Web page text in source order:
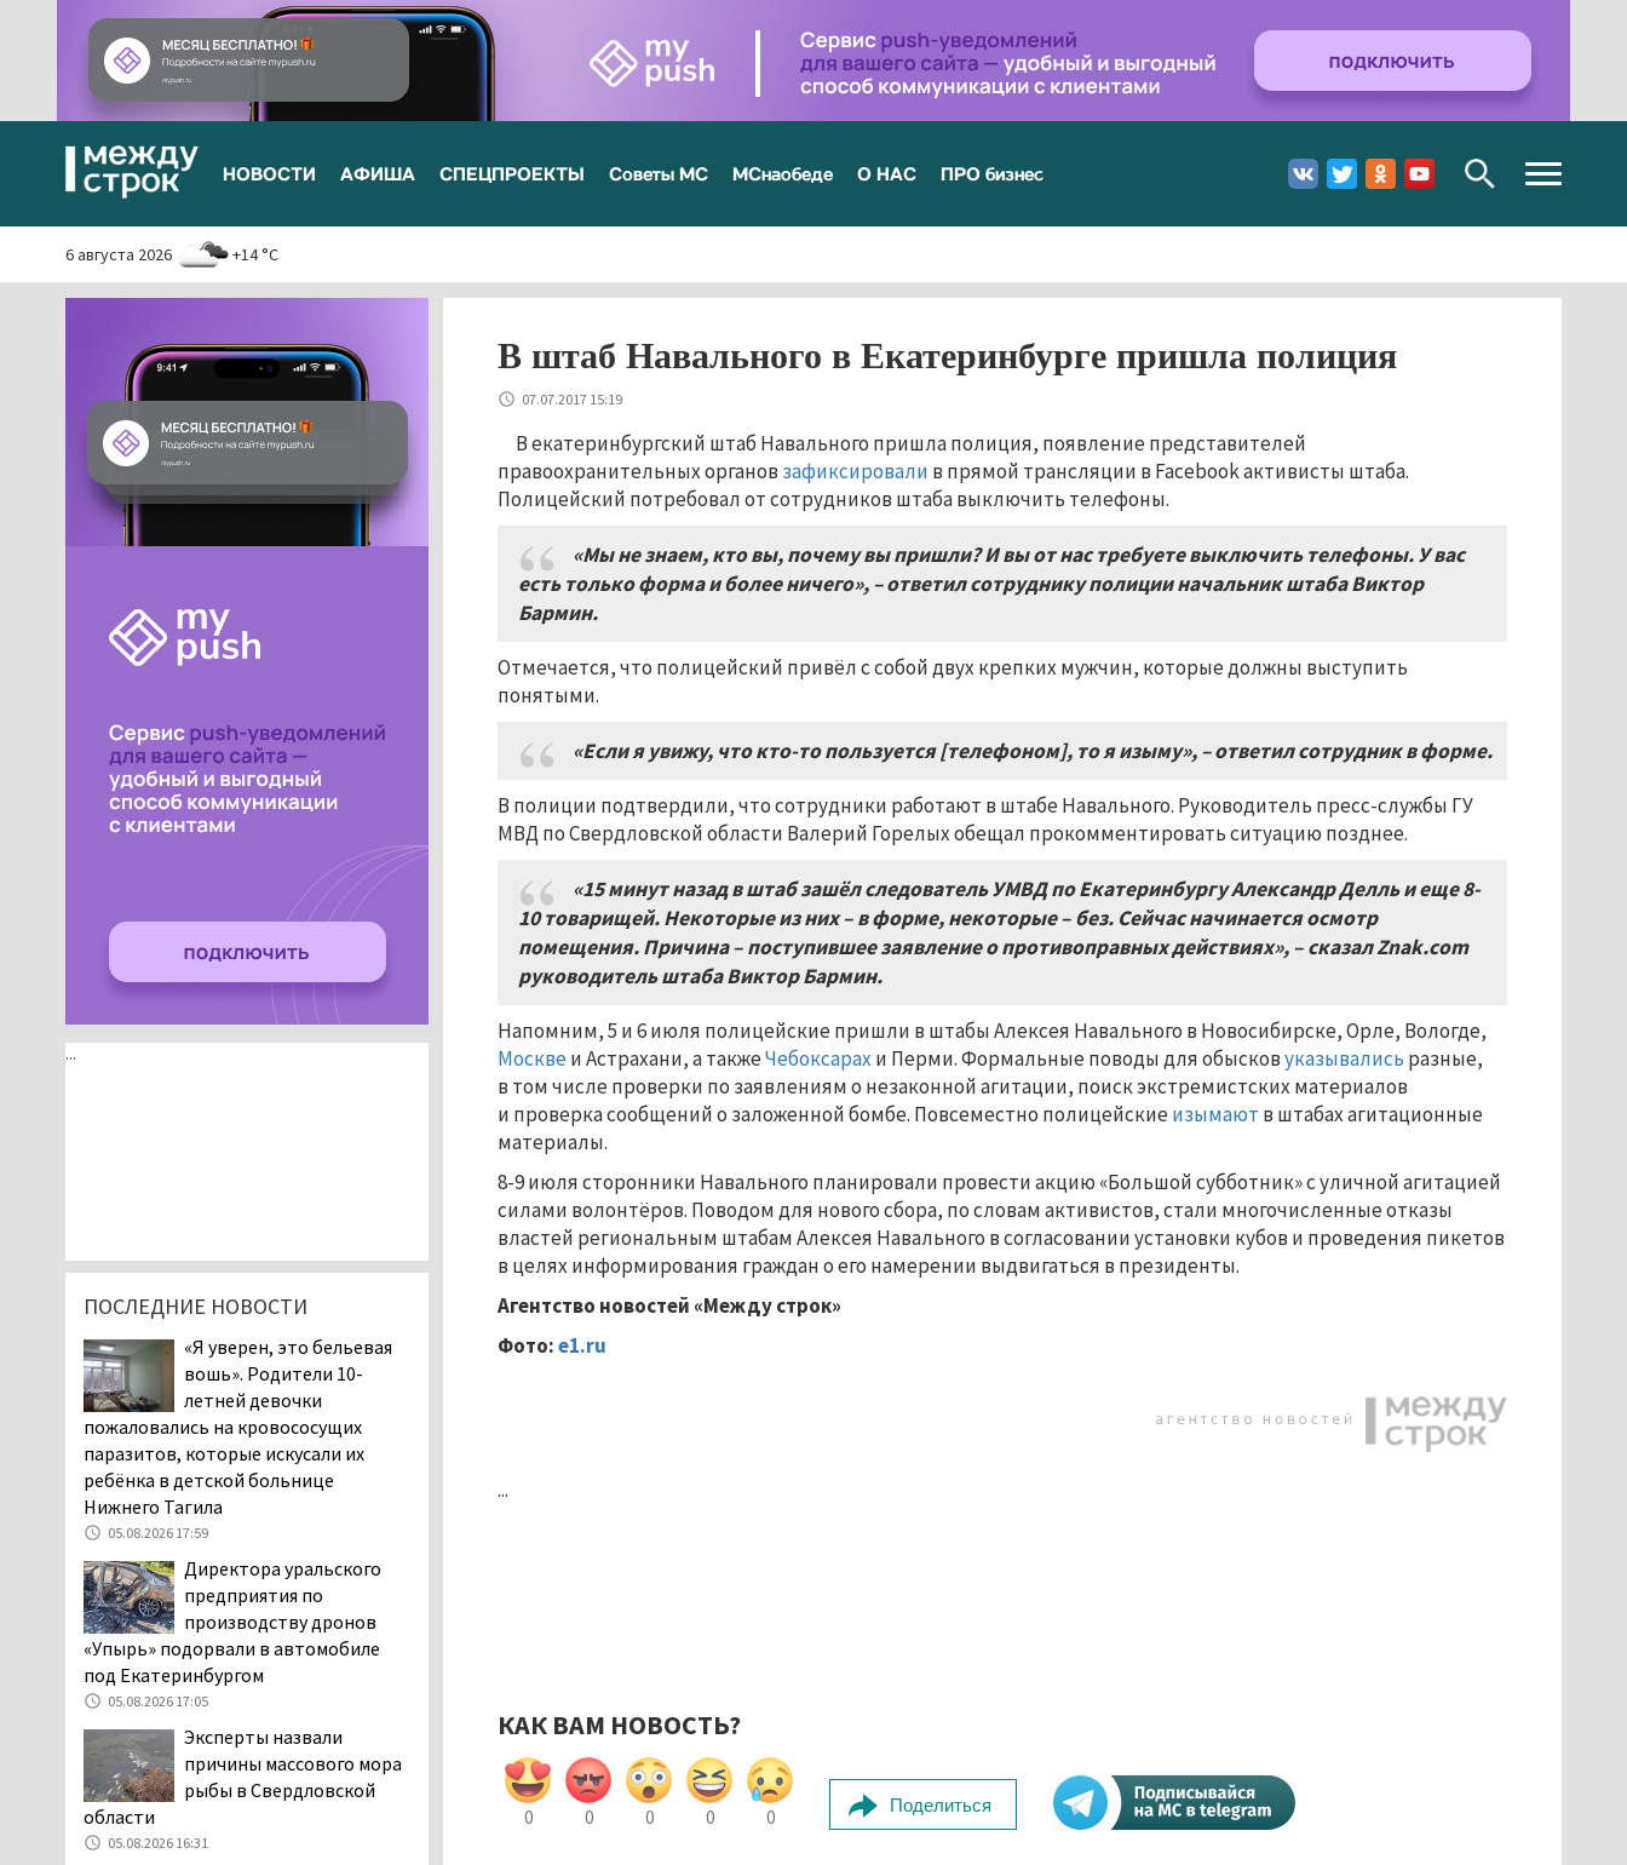
НОВОСТИ АФИША СПЕЦПРОЕКТЫ Советы МС МСнаобеде О НАС ПРО бизнес
Toggle
navigation
6 августа 2026 +14 °C
В штаб Навального в Екатеринбурге пришла полиция
07.07.2017 15:19
В екатеринбургский штаб Навального пришла полиция, появление представителей
правоохранительных органов зафиксировали в прямой трансляции в Facebook активисты штаба.
Полицейский потребовал от сотрудников штаба выключить телефоны.
«Мы не знаем, кто вы, почему вы пришли? И вы от нас требуете выключить телефоны. У вас
есть только форма и более ничего», – ответил сотруднику полиции начальник штаба Виктор
Бармин.
Отмечается, что полицейский привёл с собой двух крепких мужчин, которые должны выступить
понятыми.
«Если я увижу, что кто-то пользуется [телефоном], то я изыму», – ответил сотрудник в форме.
В полиции подтвердили, что сотрудники работают в штабе Навального. Руководитель пресс-службы ГУ
МВД по Свердловской области Валерий Горелых обещал прокомментировать ситуацию позднее.
«15 минут назад в штаб зашёл следователь УМВД по Екатеринбургу Александр Делль и еще 8-
10 товарищей. Некоторые из них – в форме, некоторые – без. Сейчас начинается осмотр
помещения. Причина – поступившее заявление о противоправных действиях», – сказалZnak.com
руководитель штаба Виктор Бармин.
Напомним, 5 и 6 июля полицейские пришли в штабы Алексея Навального в Новосибирске, Орле, Вологде,
Москве и Астрахани, а такжеЧебоксарах и Перми. Формальные поводы для обысковуказывались разные,
в том числе проверки по заявлениям о незаконной агитации, поиск экстремистских материалов
и проверка сообщений о заложенной бомбе. Повсеместно полицейские изымают в штабах агитационные
материалы.
8-9 июля сторонники Навального планировали провести акцию «Большой субботник» с уличной агитацией
силами волонтёров. Поводом для нового сбора, по словам активистов, стали многочисленные отказы
властей региональным штабам Алексея Навального в согласовании установки кубов и проведения пикетов
в целях информирования граждан о его намерении выдвигаться в президенты.
Агентство новостей «Между строк»
Фото:e1.ru
...
КАК ВАМ НОВОСТЬ?
0 0 0 0 0
Поделиться
...
ПОСЛЕДНИЕ НОВОСТИ
«Я уверен, это бельевая
вошь». Родители 10-
летней девочки
пожаловались на кровососущих
паразитов, которые искусали их
ребёнка в детской больнице
Нижнего Тагила
05.08.2026 17:59
Директора уральского
предприятия по
производству дронов
«Упырь» подорвали в автомобиле
под Екатеринбургом
05.08.2026 17:05
Эксперты назвали
причины массового мора
рыбы в Свердловской
области
05.08.2026 16:31